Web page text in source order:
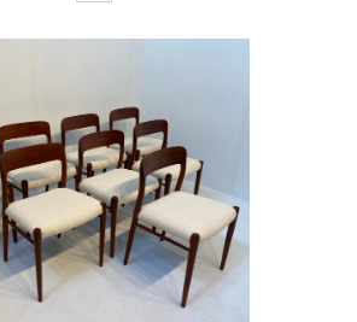
OF 8 CHAIRS BY NIELS
OTTO MOLER